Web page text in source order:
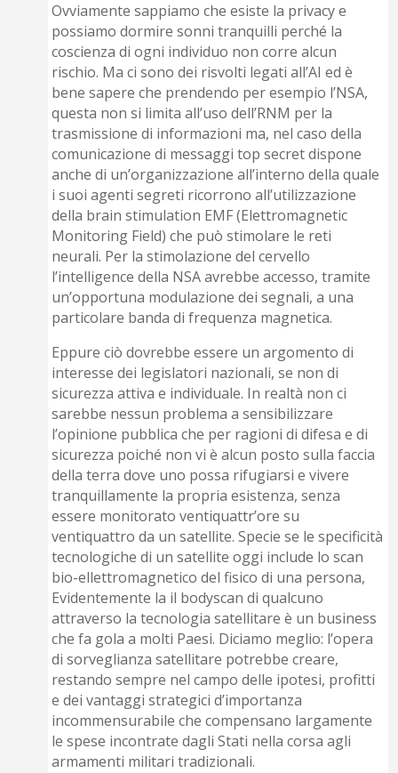
Ovviamente sappiamo che esiste la privacy e
possiamo dormire sonni tranquilli perché la
coscienza di ogni individuo non corre alcun
rischio. Ma ci sono dei risvolti legati all’AI ed è
bene sapere che prendendo per esempio l’NSA,
questa non si limita all’uso dell’RNM per la
trasmissione di infor­mazioni ma, nel caso della
comunicazione di messaggi top secret dispone
anche di un’organizzazione all’interno della quale
i suoi agenti segreti ricorrono all’utilizzazione
della brain stimulation EMF (Elettromagnetic
Monitoring Field) che può stimolare le reti
neurali. Per la stimolazione del cervello
l’intelligence della NSA avrebbe ac­cesso, tramite
un’opportuna modulazione dei segnali, a una
particolare banda di frequenza magnetica.
Eppure ciò dovrebbe essere un argomento di
interesse dei legislatori nazionali, se non di
sicurezza attiva e individuale. In realtà non ci
sarebbe nessun problema a sensibilizzare
l’opinione pubblica che per ragioni di difesa e di
sicurezza poiché non vi è alcun posto sulla faccia
della terra dove uno possa rifugiarsi e vivere
tranquillamente la propria esistenza, senza
essere monitorato ventiquattr’ore su
ventiquattro da un satellite. Specie se le specificità
tecnologiche di un satellite oggi include lo scan
bio-ellettromagnetico del fisico di una persona,
Evidentemente la il bodyscan di qualcuno
attraverso la tecnologia satellitare è un business
che fa gola a molti Paesi. Diciamo meglio: l’opera
di sorveglianza satellitare potrebbe creare,
restando sempre nel campo delle ipotesi, profitti
e dei vantaggi strategici d’importanza
incommensurabile che compensa­no largamente
le spese incontrate dagli Stati nella corsa agli
armamenti militari tradizionali.